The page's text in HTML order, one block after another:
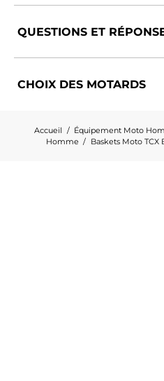
QUESTIONS ET
CHOIX DES MOTARDS
Accueil Équipement Moto
Homme
Baskets Moto TCX